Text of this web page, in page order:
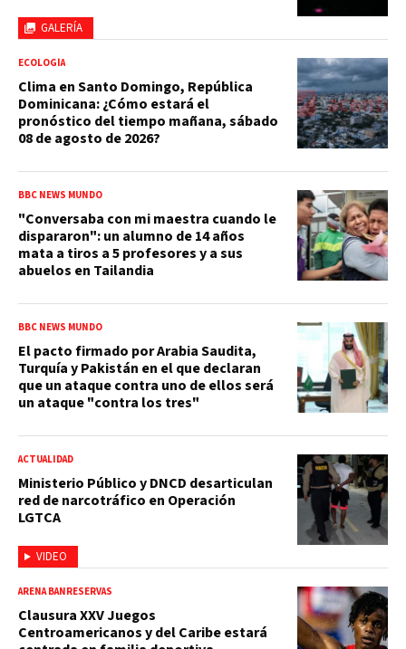
GALERÍA
ECOLOGÍA
Clima en Santo Domingo, República
Dominicana: ¿Cómo estará el
pronóstico del tiempo mañana, sábado
08 de agosto de 2026?
BBC NEWS MUNDO
"Conversaba con mi maestra cuando le
dispararon": un alumno de 14 años
mata a tiros a 5 profesores y a sus
abuelos en Tailandia
BBC NEWS MUNDO
El pacto firmado por Arabia Saudita,
Turquía y Pakistán en el que declaran
que un ataque contra uno de ellos será
un ataque "contra los tres"
VIDEO
ACTUALIDAD
Ministerio Público y DNCD desarticulan
red de narcotráfico en Operación
LGTCA
ARENA BANRESERVAS
Clausura XXV Juegos
Centroamericanos y del Caribe estará